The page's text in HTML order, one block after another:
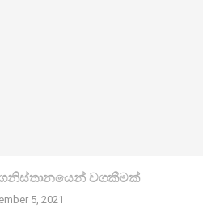
වගකීමක්
5, 2021